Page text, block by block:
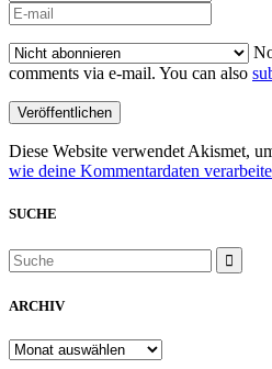
comments via e-mail. You can also
Diese Website verwendet Akismet,
wie deine Kommentardaten
SUCHE
ARCHIV
ARCHIV